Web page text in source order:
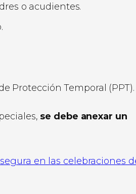
o acudientes.
Protección Temporal (PPT).
se debe anexar un
en las celebraciones